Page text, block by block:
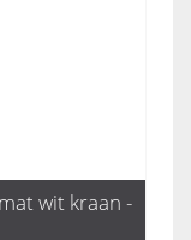
wit kraan -